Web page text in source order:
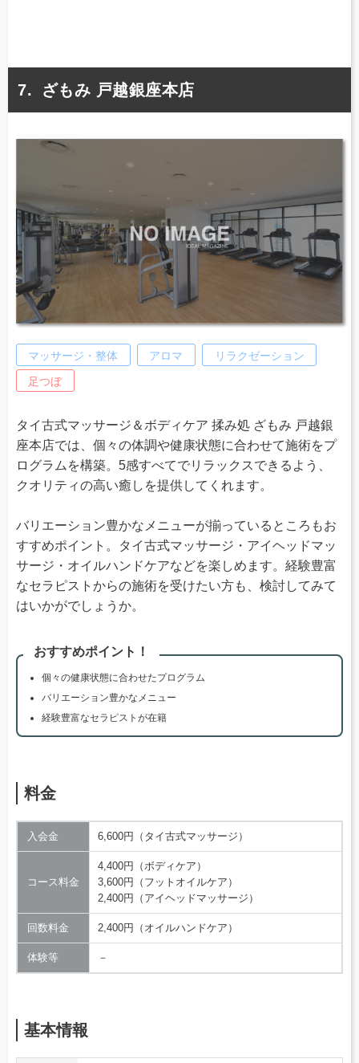
ざもみ 戸越銀座本店
マッサージ・整体 アロマ リラクゼーション
足つぼ
タイ古式マッサージ＆ボディケア 揉み処 ざもみ 戸越銀
座本店では、個々の体調や健康状態に合わせて施術をプ
ログラムを構築。5感すべてでリラックスできるよう、
クオリティの高い癒しを提供してくれます。
バリエーション豊かなメニューが揃っているところもお
すすめポイント。タイ古式マッサージ・アイヘッドマッ
サージ・オイルハンドケアなどを楽しめます。経験豊富
なセラピストからの施術を受けたい方も、検討してみて
はいかがでしょうか。
おすすめポイント！
個々の健康状態に合わせたプログラム
バリエーション豊かなメニュー
経験豊富なセラピストが在籍
料金
入会金 6,600円（タイ古式マッサージ）
コース料金
4,400円（ボディケア）
3,600円（フットオイルケア）
2,400円（アイヘッドマッサージ）
回数料金 2,400円（オイルハンドケア）
体験等 －
基本情報